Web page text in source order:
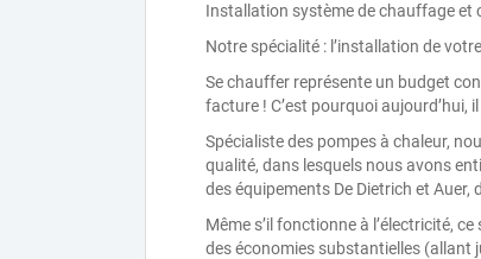
Installation système de chauffage et
Notre spécialité : l’installation de
Se chauffer représente un budget
facture ! C’est pourquoi aujourd’hui,
Spécialiste des pompes à chaleur,
qualité, dans lesquels nous avons
des équipements De Dietrich et
Même s’il fonctionne à l’électricité,
des économies substantielles (allant